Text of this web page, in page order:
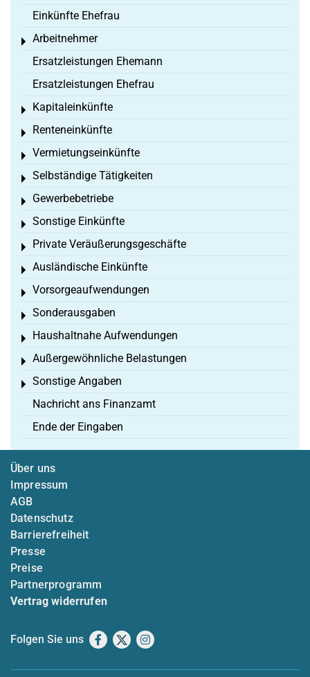
Einkünfte Ehefrau
Arbeitnehmer
Toggle menu
Ersatzleistungen Ehemann
Ersatzleistungen Ehefrau
Kapitaleinkünfte
Toggle menu
Renteneinkünfte
Toggle menu
Vermietungseinkünfte
Toggle menu
Selbständige Tätigkeiten
Toggle menu
Gewerbebetriebe
Toggle menu
Sonstige Einkünfte
Toggle menu
Private Veräußerungsgeschäfte
Toggle menu
Ausländische Einkünfte
Toggle menu
Vorsorgeaufwendungen
Toggle menu
Sonderausgaben
Toggle menu
Haushaltnahe Aufwendungen
Toggle menu
Außergewöhnliche Belastungen
Toggle menu
Sonstige Angaben
Toggle menu
Nachricht ans Finanzamt
Ende der Eingaben
Über uns
Impressum
AGB
Datenschutz
Barrierefreiheit
Presse
Preise
Partnerprogramm
Vertrag widerrufen
Folgen Sie uns Facebook
X Instagram